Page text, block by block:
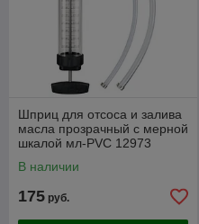
Шприц для отсоса и залива
масла прозрачный с мерной
шкалой мл-PVC 12973
В наличии
175 руб.